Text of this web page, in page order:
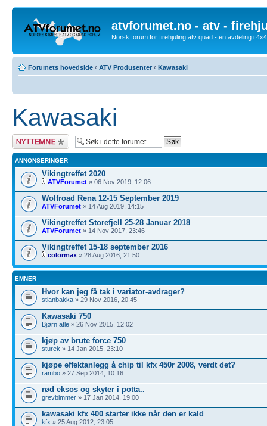
atvforumet.no - atv -
Norsk forum for firehjuling atv quad - en avdeling i
Forumets hovedside ‹ ATV Produsenter ‹ Kawasaki
Kawasaki
Legg inn et nytt
emne
ANNONSERINGER
Vikingtreffet 2020
ATVForumet » 06 Nov 2019, 12:06
Wolfroad Rena 12-15 September 2019
ATVForumet » 14 Aug 2019, 14:15
Vikingtreffet Storefjell 25-28 Januar 2018
ATVForumet » 14 Nov 2017, 23:46
Vikingtreffet 15-18 september 2016
colormax » 28 Aug 2016, 21:50
EMNER
Hvor kan jeg få tak i variator-avdrager?
stianbakka » 29 Nov 2016, 20:45
Kawasaki 750
Bjørn atle » 26 Nov 2015, 12:02
kjøp av brute force 750
sturek » 14 Jan 2015, 23:10
kjøpe effektanlegg å chip til kfx 450r 2008, verdt det?
rambo » 27 Sep 2014, 10:16
rød eksos og skyter i potta..
grevbimmer » 17 Jan 2014, 19:00
kawasaki kfx 400 starter ikke når den er kald
kfx » 25 Aug 2012, 23:05